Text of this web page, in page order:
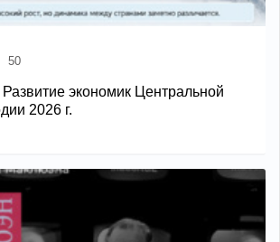
50
экономик Центральной
2026 г.